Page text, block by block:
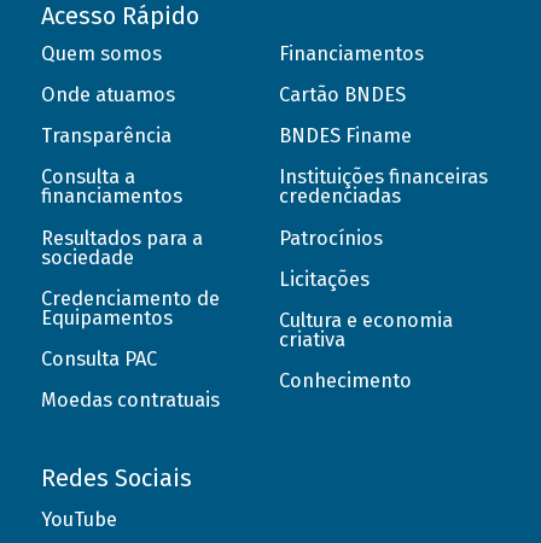
Acesso Rápido
Quem somos
Onde atuamos
Transparência
Consulta a
financiamentos
Resultados para a
sociedade
Credenciamento de
Equipamentos
Consulta PAC
Moedas contratuais
Financiamentos
Cartão BNDES
BNDES Finame
Instituições financeiras
credenciadas
Patrocínios
Licitações
Cultura e economia
criativa
Conhecimento
Redes Sociais
YouTube